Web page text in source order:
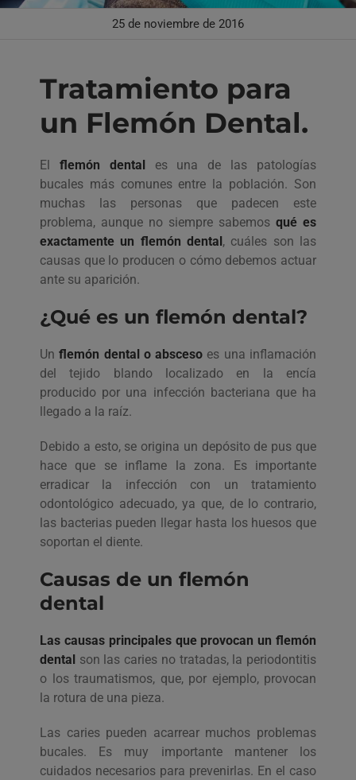
25 de noviembre de 2016
Tratamiento para
un Flemón Dental.
El flemón dentales una de las patologías
bucales más comunes entre la población. Son
muchas las personas que padecen este
problema, aunque no siempre sabemos qué es
exactamente un flemón dental, cuáles son las
causas que lo producen o cómo debemos actuar
ante su aparición.
¿Qué es un flemón dental?
Unflemón dental o absceso es una inflamación
del tejido blando localizado en la encía
producido por una infección bacteriana que ha
llegado a la raíz.
Debido a esto, se origina un depósito de pus que
hace que se inflame la zona. Es importante
erradicar la infección con un tratamiento
odontológico adecuado, ya que, de lo contrario,
las bacterias pueden llegar hasta los huesos que
soportan el diente.
Causas de un flemón
dental
Las causas principales que provocan un flemón
dental son las caries no tratadas, la periodontitis
o los traumatismos, que, por ejemplo, provocan
la rotura de una pieza.
Las caries pueden acarrear muchos problemas
bucales. Es muy importante mantener los
cuidados necesarios para prevenirlas. En el caso